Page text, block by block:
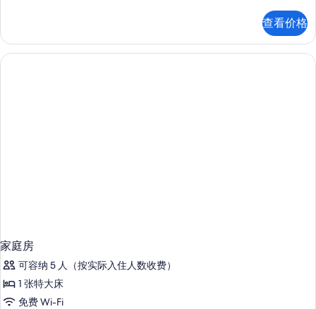
所
有
更
多
信
查看价格
家庭房
可容纳 5 人（按实际入住人数收费）
1 张特大床
免费 Wi-Fi